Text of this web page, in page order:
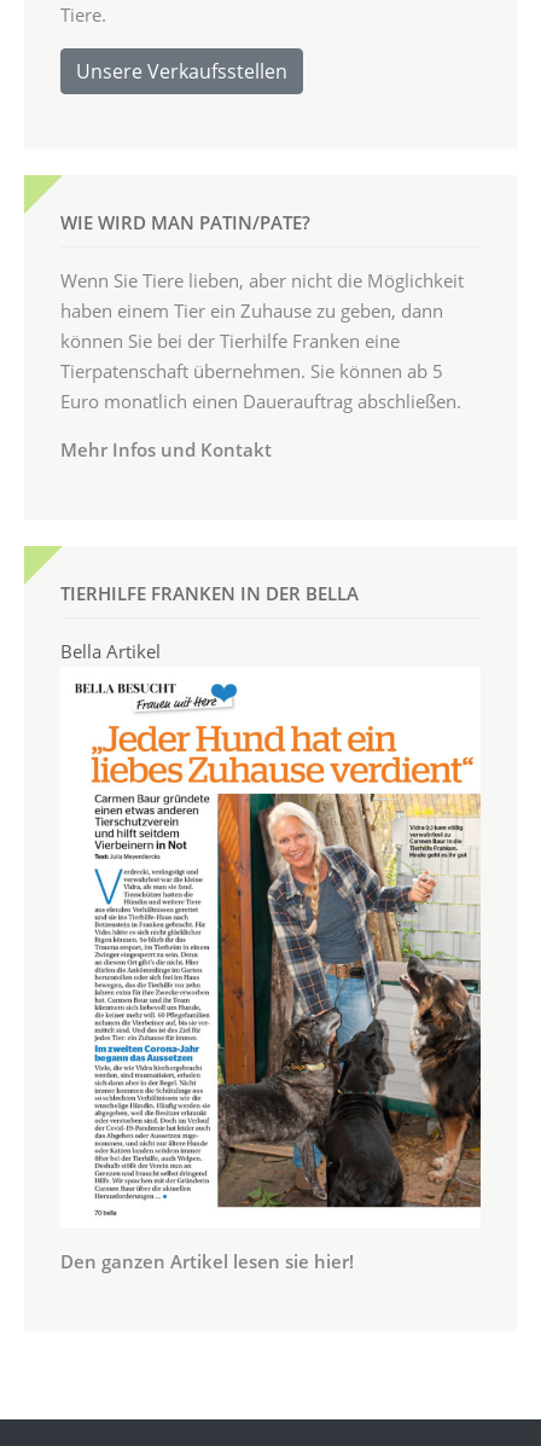
Tiere.
Unsere Verkaufsstellen
WIE WIRD MAN PATIN/PATE?
Wenn Sie Tiere lieben, aber nicht die Möglichkeit
haben einem Tier ein Zuhause zu geben, dann
können Sie bei der Tierhilfe Franken eine
Tierpatenschaft übernehmen. Sie können ab 5
Euro monatlich einen Dauerauftrag abschließen.
Mehr Infos und Kontakt
TIERHILFE FRANKEN IN DER BELLA
Bella Artikel
Den ganzen Artikel lesen sie hier!